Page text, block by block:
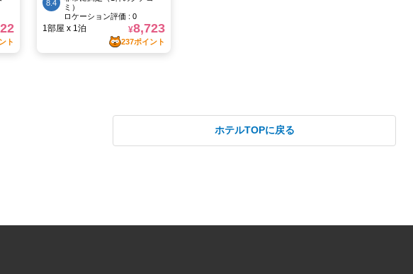
ホテルTOPに戻る